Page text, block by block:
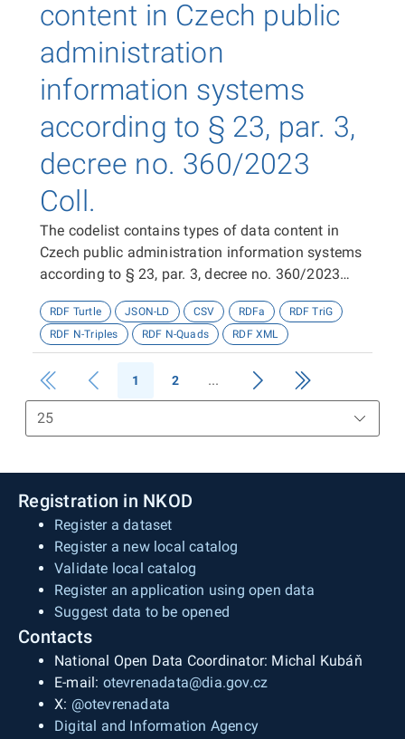
content in Czech public
administration
information systems
according to § 23, par. 3,
decree no. 360/2023
Coll.
The codelist contains types of data content in
Czech public administration information systems
according to § 23, par. 3, decree no. 360/2023
RDF Turtle JSON-LD CSV RDFa
RDF TriG
RDF N-Triples
RDF N-Quads RDF XML
1 2
Registration in NKOD
Register a dataset
Register a new local catalog
Validate local catalog
Register an application using open data
Suggest data to be opened
Contacts
National Open Data Coordinator: Michal Kubáň
E-mail: otevrenadata@dia.gov.cz
X: @otevrenadata
Digital and Information Agency